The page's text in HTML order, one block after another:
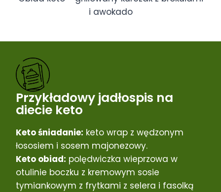
i awokado
Przykładowy jadłospis na
diecie keto
Keto śniadanie: keto wrap z wędzonym
łososiem i sosem majonezowy.
Keto obiad: polędwiczka wieprzowa w
otulinie boczku z kremowym sosie
tymiankowym z frytkami z selera i fasolką